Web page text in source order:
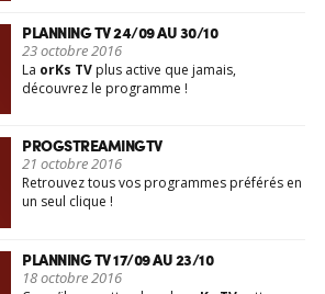
PLANNING TV 24/09 AU 30/10
23 octobre 2016
La orKs TV plus active que jamais,
découvrez le programme !
PROGSTREAMINGTV
21 octobre 2016
Retrouvez tous vos programmes préférés en
un seul clique !
PLANNING TV 17/09 AU 23/10
18 octobre 2016